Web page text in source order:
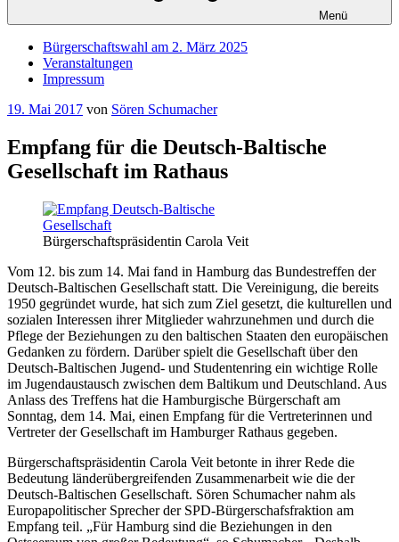
Menü
Bürgerschaftswahl am 2. März 2025
Veranstaltungen
Impressum
Veröffentlicht
19. Mai 2017 von Sören Schumacher
Empfang für die Deutsch-Baltische
Gesellschaft im Rathaus
Bürgerschaftspräsidentin Carola Veit
Vom 12. bis zum 14. Mai fand in Hamburg das Bundestreffen der
Deutsch-Baltischen Gesellschaft statt. Die Vereinigung, die bereits
1950 gegründet wurde, hat sich zum Ziel gesetzt, die kulturellen und
sozialen Interessen ihrer Mitglieder wahrzunehmen und durch die
Pflege der Beziehungen zu den baltischen Staaten den europäischen
Gedanken zu fördern. Darüber spielt die Gesellschaft über den
Deutsch-Baltischen Jugend- und Studentenring ein wichtige Rolle
im Jugendaustausch zwischen dem Baltikum und Deutschland. Aus
Anlass des Treffens hat die Hamburgische Bürgerschaft am
Sonntag, dem 14. Mai, einen Empfang für die Vertreterinnen und
Vertreter der Gesellschaft im Hamburger Rathaus gegeben.
Bürgerschaftspräsidentin Carola Veit betonte in ihrer Rede die
Bedeutung länderübergreifenden Zusammenarbeit wie die der
Deutsch-Baltischen Gesellschaft. Sören Schumacher nahm als
Europapolitischer Sprecher der SPD-Bürgerschafsfraktion am
Empfang teil. „Für Hamburg sind die Beziehungen in den